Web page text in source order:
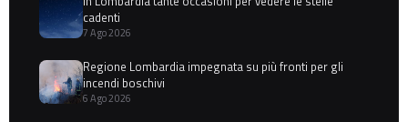
cadenti
7 Ago 2026
Regione Lombardia impegnata su più fronti per gli
incendi boschivi
6 Ago 2026